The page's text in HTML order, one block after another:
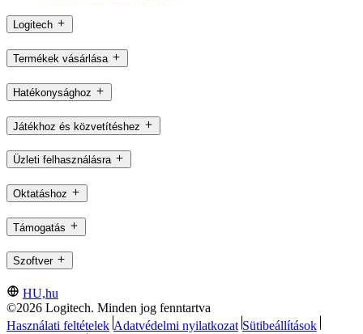
Logitech
Termékek vásárlása
Hatékonysághoz
Játékhoz és közvetítéshez
Üzleti felhasználásra
Oktatáshoz
Támogatás
Szoftver
HU,hu
©2026 Logitech. Minden jog fenntartva
Használati feltételek Adatvédelmi nyilatkozat Sütibeállítások